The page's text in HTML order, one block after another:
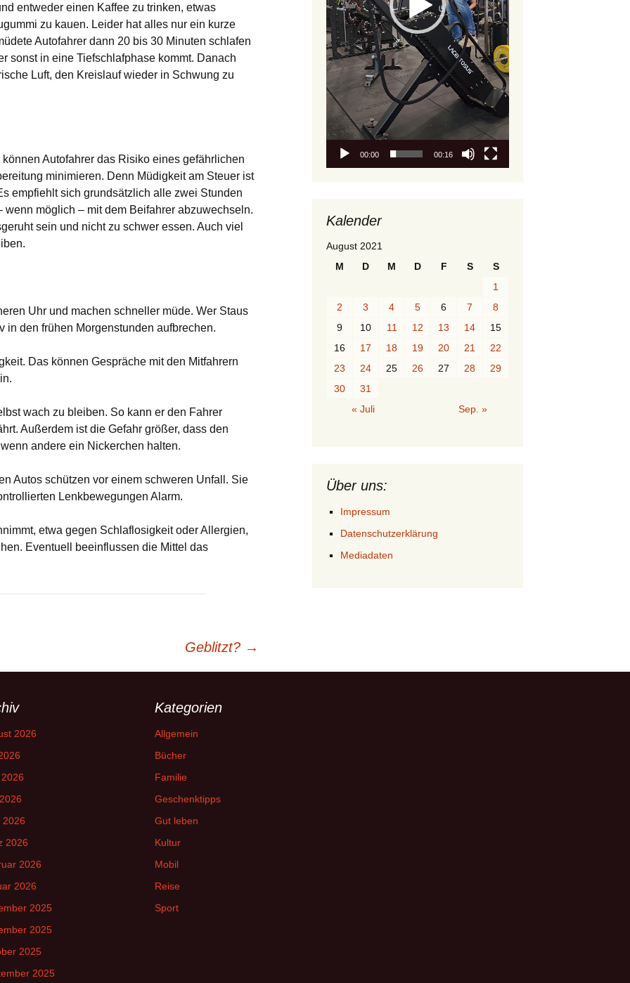
entweder einen Kaffee zu trinken, etwas
zu kauen. Leider hat alles nur ein kurze
Autofahrer dann 20 bis 30 Minuten schlafen
sonst in eine Tiefschlafphase kommt. Danach
Luft, den Kreislauf wieder in Schwung zu
Autofahrer das Risiko eines gefährlichen
minimieren. Denn Müdigkeit am Steuer ist
empfiehlt sich grundsätzlich alle zwei Stunden
möglich – mit dem Beifahrer abzuwechseln.
sein und nicht zu schwer essen. Auch viel
Uhr und machen schneller müde. Wer Staus
in den frühen Morgenstunden aufbrechen.
Das können Gespräche mit den Mitfahrern
wach zu bleiben. So kann er den Fahrer
Außerdem ist die Gefahr größer, dass den
andere ein Nickerchen halten.
Autos schützen vor einem schweren Unfall. Sie
Lenkbewegungen Alarm.
etwa gegen Schlaflosigkeit oder Allergien,
Eventuell beeinflussen die Mittel das
Geblitzt? →
00:00 00:16
Kalender
August 2021
M
D M D F S
S
1
2
3 4 5 6 7
8
9
10 11 12 13 14
15
16
17 18 19 20 21
22
23
24 25 26 27 28
29
30
31
« Juli
Sep. »
Über uns:
Impressum
Datenschutzerklärung
Mediadaten
2026
2026
2026
2026
2026
2025
2025
2025
2025
Kategorien
Allgemein
Bücher
Familie
Geschenktipps
Gut leben
Kultur
Mobil
Reise
Sport